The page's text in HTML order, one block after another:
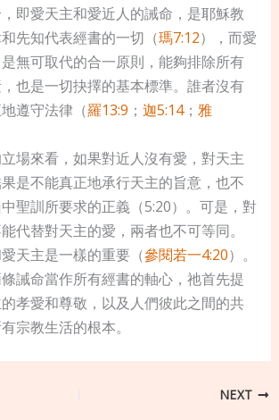
即愛天主和愛近人的誡命，是耶穌教
先知代表經書的一切（瑪7:12），而愛
無可取代的合一原則，能夠排除所有
也是一切抉擇的基本標準。誰者沒有
遵守法律（羅13:9 ； 迦5:14； 雅
場來看，如果對近人沒有愛，對天主
是不能真正地承行天主的旨意，也不
聖訓所要求的正義（5:20）。可是，對
代替對天主的愛，兩者也不可等同。
天主是一樣的重要（參閱若一4:20）。
誡命當作所有經書的軸心，祂首先提
孝愛和尊敬，以及人們彼此之間的共
宗教生活的根本。
NEXT